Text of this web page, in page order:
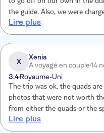
the guide. Also, we were charged £25 for the pictures taken by the
photographer, and have still
the same.
Lire plus
X
Xenia
A voyagé en couple14
3.4Royaume-Uni
The trip was ok, the quads are hard
photos that were not worth
from either the quads or the
Lire plus